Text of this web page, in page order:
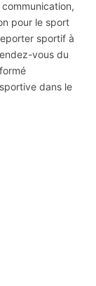
pour le sport
sportif à
vous du
dans le